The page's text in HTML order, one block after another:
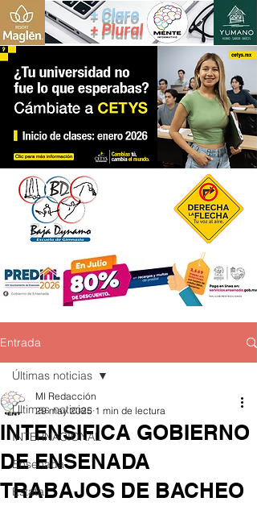
+ Claro
+ Plural
Entrada
Últimas noticias
INTERNACIONAL
Ensenada
Estatal
Últimas noticias
INTENSIFICA GOBIERNO
DE ENSENADA
TRABAJOS DE BACHEO
MI Redacción
29 may 2025 1 min de lectura